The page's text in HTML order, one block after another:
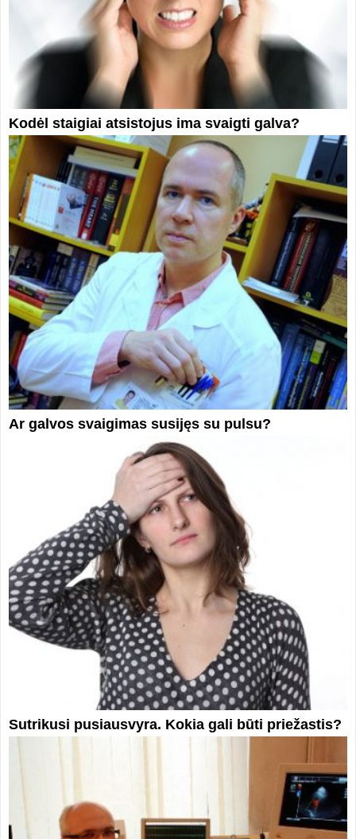
Kodėl staigiai atsistojus ima svaigti galva?
Ar galvos svaigimas susijęs su pulsu?
Sutrikusi pusiausvyra. Kokia gali būti priežastis?